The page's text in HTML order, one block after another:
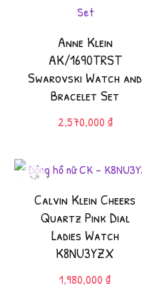
Anne Klein
AK/1690TRST
Swarovski Watch and
Bracelet Set
2,570,000 ₫
Calvin Klein Cheers
Quartz Pink Dial
Ladies Watch
K8NU3YZX
1,980,000₫